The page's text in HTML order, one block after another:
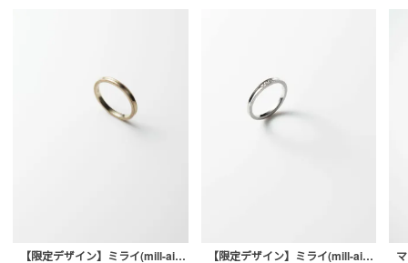
【限定デザイン】ミライ(mill-ai)リング 【限定デザイン】ミライ(mill-ai)リング